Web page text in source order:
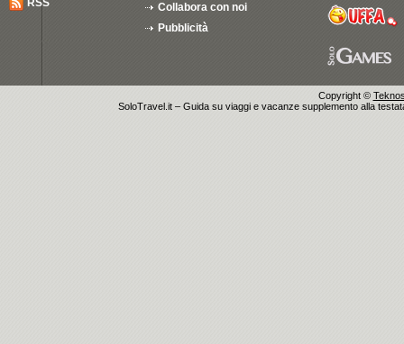
RSS
Collabora con noi
Pubblicità
Copyright ©
SoloTravel.it – Guida su viaggi e vacanze supplemento alla